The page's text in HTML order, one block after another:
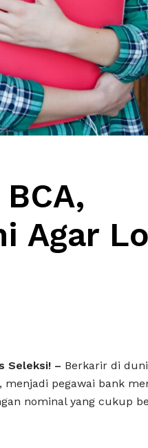
Agar
Seleksi! – Berkarir di
pegawai bank
nominal yang cukup